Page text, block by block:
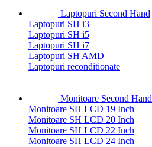
Laptopuri Second Hand
Laptopuri SH i3
Laptopuri SH i5
Laptopuri SH i7
Laptopuri SH AMD
Laptopuri reconditionate
Monitoare Second Hand
Monitoare SH LCD 19 Inch
Monitoare SH LCD 20 Inch
Monitoare SH LCD 22 Inch
Monitoare SH LCD 24 Inch